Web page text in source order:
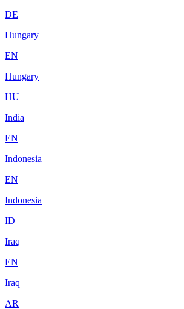
DE
Hungary
EN
Hungary
HU
India
EN
Indonesia
EN
Indonesia
ID
Iraq
EN
Iraq
AR